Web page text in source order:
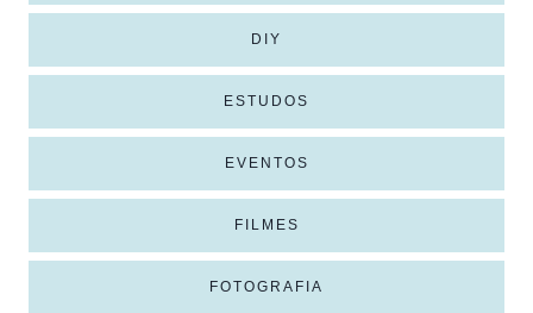
DIY
ESTUDOS
EVENTOS
FILMES
FOTOGRAFIA